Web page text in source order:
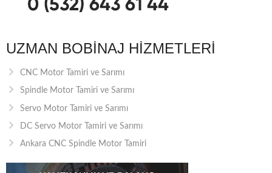
UZMAN BOBINAJ HIZMETLERI
CNC Motor Tamiri ve Sarımı
Spindle Motor Tamiri ve Sarımı
Servo Motor Tamiri ve Sarımı
DC Servo Motor Tamiri ve Sarımı
Ankara CNC Spindle Motor Tamiri